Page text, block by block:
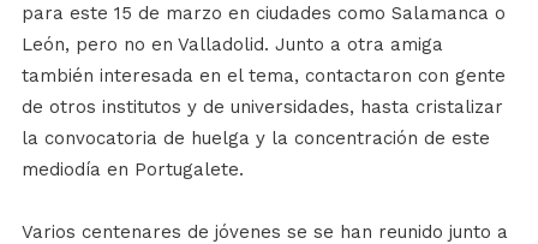
para este 15 de marzo en ciudades como Salamanca o
León, pero no en Valladolid. Junto a otra amiga
también interesada en el tema, contactaron con gente
de otros institutos y de universidades, hasta cristalizar
la convocatoria de huelga y la concentración de este
mediodía en Portugalete.
Varios centenares de jóvenes se se han reunido junto a